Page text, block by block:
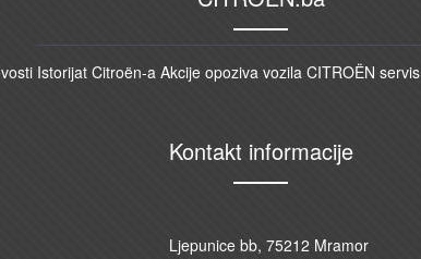
Istorijat Citroën-a Akcije opoziva vozila CITROËN servis
Kontakt informacije
Ljepunice bb, 75212 Mramor